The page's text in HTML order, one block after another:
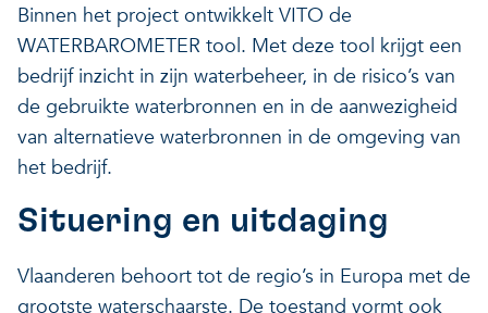
Veerkrachtige ecosystemen
Een gezonde leefomgeving
Binnen het project ontwikkelt VITO de
WATERBAROMETER tool. Met deze tool krijgt een
bedrijf inzicht in zijn waterbeheer, in de risico’s van
de gebruikte waterbronnen en in de aanwezigheid
van alternatieve waterbronnen in de omgeving van
het bedrijf.
Situering en uitdaging
Vlaanderen behoort tot de regio’s in Europa met de
grootste waterschaarste. De toestand vormt ook